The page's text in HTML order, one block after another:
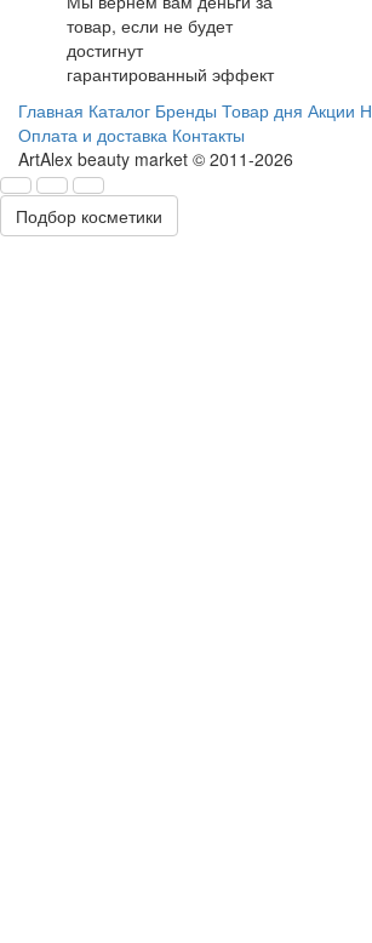
товар, если не будет
достигнут
гарантированный эффект
Главная Каталог Бренды Товар дня Акции
Оплата и доставка Контакты
ArtAlex beauty market © 2011-2026
Подбор косметики